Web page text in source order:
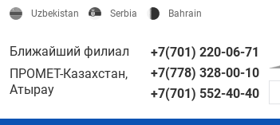
Uzbekistan Serbia Bahrain
Ближайший филиал
ПРОМЕТ-Казахстан,
Атырау
+7(701) 220-06-71
+7(778) 328-00-10
+7(701) 552-40-40